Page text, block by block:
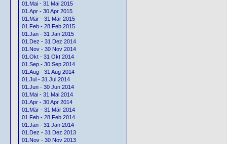
01.Mai - 31 Mai 2015
01.Apr - 30 Apr 2015
01.Mär - 31 Mär 2015
01.Feb - 28 Feb 2015
01.Jan - 31 Jan 2015
01.Dez - 31 Dez 2014
01.Nov - 30 Nov 2014
01.Okt - 31 Okt 2014
01.Sep - 30 Sep 2014
01.Aug - 31 Aug 2014
01.Jul - 31 Jul 2014
01.Jun - 30 Jun 2014
01.Mai - 31 Mai 2014
01.Apr - 30 Apr 2014
01.Mär - 31 Mär 2014
01.Feb - 28 Feb 2014
01.Jan - 31 Jan 2014
01.Dez - 31 Dez 2013
01.Nov - 30 Nov 2013